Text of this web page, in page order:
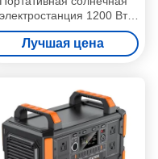
электростанция 1200 Вт
иметь необходимый
наружный генератор
батарей с 230 В для
Лучшая цена